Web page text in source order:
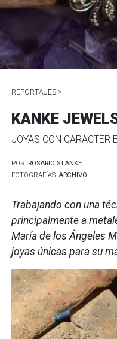
REPORTAJES >
KANKE
JOYAS CON CARÁCTER
POR: ROSARIO STANKE
FOTOGRAFÍAS:ARCHIVO
Trabajando con una
principalmente a
María de los Ángeles
joyas únicas para su